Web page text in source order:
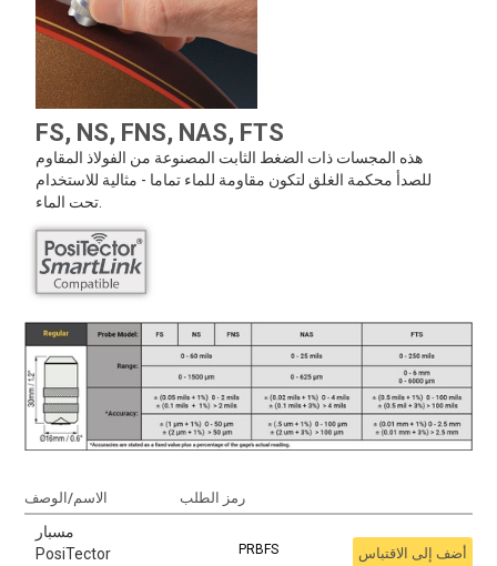
FS, NS, FNS, NAS, FTS
هذه المجسات ذات الضغط الثابت المصنوعة من الفولاذ المقاوم
للصدأ محكمة الغلق لتكون مقاومة للماء تماما - مثالية للاستخدام
الاسم/الوصف رمز الطلب
مسبار
PosiTector
PRBFS أضف إلى الاقتباس